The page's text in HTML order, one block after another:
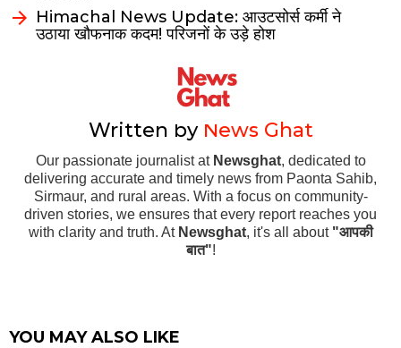
Himachal News Update: आउटसोर्स कर्मी ने
उठाया खौफनाक कदम! परिजनों के उड़े होश
Written by News Ghat
Our passionate journalist at Newsghat, dedicated to
delivering accurate and timely news from Paonta Sahib,
Sirmaur, and rural areas. With a focus on community-
driven stories, we ensures that every report reaches you
with clarity and truth. At Newsghat, it's all about "आपकी
बात"!
YOU MAY ALSO LIKE